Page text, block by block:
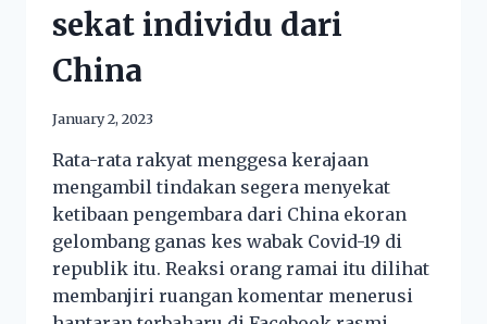
sekat individu dari
China
January 2, 2023
Rata-rata rakyat menggesa kerajaan
mengambil tindakan segera menyekat
ketibaan pengembara dari China ekoran
gelombang ganas kes wabak Covid-19 di
republik itu. Reaksi orang ramai itu dilihat
membanjiri ruangan komentar menerusi